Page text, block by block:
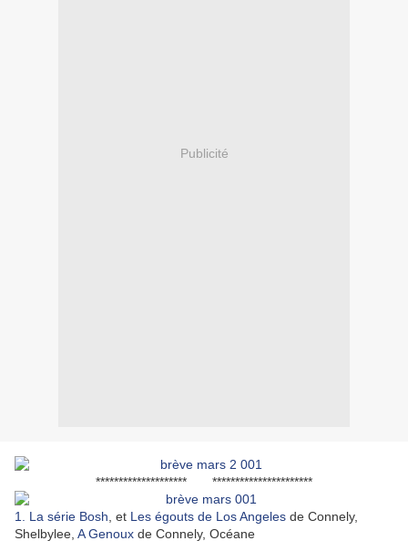
Publicité
******************** **********************
1. La série Bosh , et Les égouts de Los Angeles de Connely,
Shelbylee, A Genoux de Connely, Océane